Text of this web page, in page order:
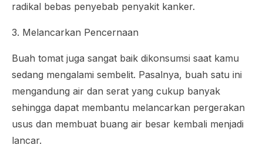
radikal bebas penyebab penyakit kanker.
3. Melancarkan Pencernaan
Buah tomat juga sangat baik dikonsumsi saat kamu
sedang mengalami sembelit. Pasalnya, buah satu ini
mengandung air dan serat yang cukup banyak
sehingga dapat membantu melancarkan pergerakan
usus dan membuat buang air besar kembali menjadi
lancar.